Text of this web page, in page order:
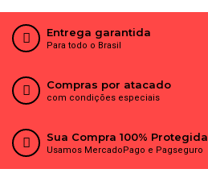
Entrega garantida
Para todo o Brasil
Compras por atacado
com condições especiais
Sua Compra 100% Protegida
Usamos MercadoPago e Pagseguro